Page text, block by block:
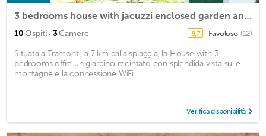
3 bedrooms house with jacuzzi enclosed garden and wifi at Tramonti 7 km away from the beach
10Ospiti · 3Camere 8,7 Favoloso (12)
Situata a Tramonti, a 7 km dalla spiaggia, la House with 3
bedrooms offre un giardino recintato con splendida vista sulle
montagne e la connessione WiFi. ...
Verifica disponibilità